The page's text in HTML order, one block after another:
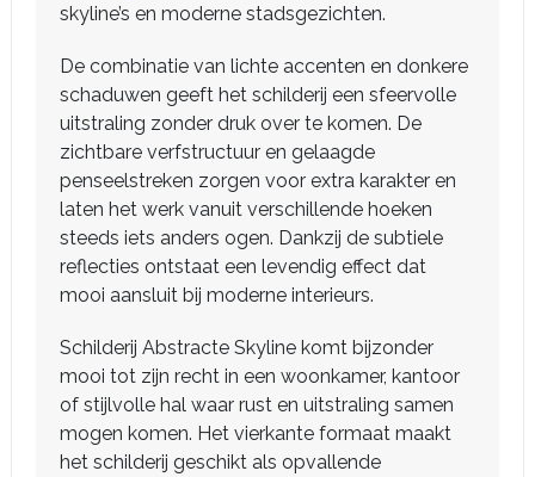
skyline’s en moderne stadsgezichten.
De combinatie van lichte accenten en donkere
schaduwen geeft het schilderij een sfeervolle
uitstraling zonder druk over te komen. De
zichtbare verfstructuur en gelaagde
penseelstreken zorgen voor extra karakter en
laten het werk vanuit verschillende hoeken
steeds iets anders ogen. Dankzij de subtiele
reflecties ontstaat een levendig effect dat
mooi aansluit bij moderne interieurs.
Schilderij Abstracte Skyline komt bijzonder
mooi tot zijn recht in een woonkamer, kantoor
of stijlvolle hal waar rust en uitstraling samen
mogen komen. Het vierkante formaat maakt
het schilderij geschikt als opvallende